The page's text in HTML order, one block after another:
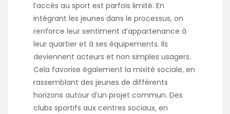
l’accès au sport est parfois limité. En
intégrant les jeunes dans le processus, on
renforce leur sentiment d’appartenance à
leur quartier et à ses équipements. Ils
deviennent acteurs et non simples usagers.
Cela favorise également la mixité sociale, en
rassemblant des jeunes de différents
horizons autour d’un projet commun. Des
clubs sportifs aux centres sociaux, en